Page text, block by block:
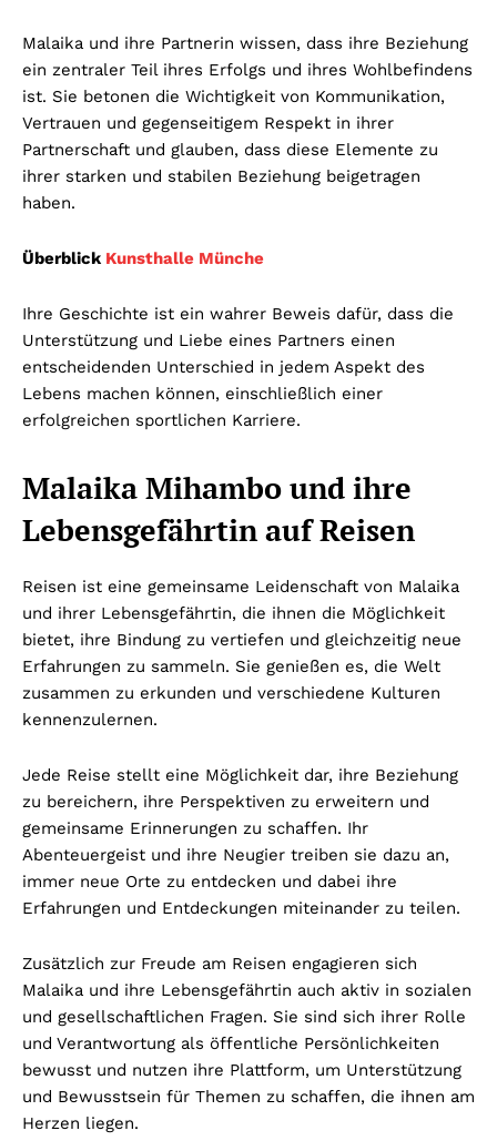
Malaika und ihre Partnerin wissen, dass ihre Beziehung
ein zentraler Teil ihres Erfolgs und ihres Wohlbefindens
ist. Sie betonen die Wichtigkeit von Kommunikation,
Vertrauen und gegenseitigem Respekt in ihrer
Partnerschaft und glauben, dass diese Elemente zu
ihrer starken und stabilen Beziehung beigetragen
haben.
Überblick Kunsthalle Münche
Ihre Geschichte ist ein wahrer Beweis dafür, dass die
Unterstützung und Liebe eines Partners einen
entscheidenden Unterschied in jedem Aspekt des
Lebens machen können, einschließlich einer
erfolgreichen sportlichen Karriere.
Malaika Mihambo und ihre
Lebensgefährtin auf Reisen
Reisen ist eine gemeinsame Leidenschaft von Malaika
und ihrer Lebensgefährtin, die ihnen die Möglichkeit
bietet, ihre Bindung zu vertiefen und gleichzeitig neue
Erfahrungen zu sammeln. Sie genießen es, die Welt
zusammen zu erkunden und verschiedene Kulturen
kennenzulernen.
Jede Reise stellt eine Möglichkeit dar, ihre Beziehung
zu bereichern, ihre Perspektiven zu erweitern und
gemeinsame Erinnerungen zu schaffen. Ihr
Abenteuergeist und ihre Neugier treiben sie dazu an,
immer neue Orte zu entdecken und dabei ihre
Erfahrungen und Entdeckungen miteinander zu teilen.
Zusätzlich zur Freude am Reisen engagieren sich
Malaika und ihre Lebensgefährtin auch aktiv in sozialen
und gesellschaftlichen Fragen. Sie sind sich ihrer Rolle
und Verantwortung als öffentliche Persönlichkeiten
bewusst und nutzen ihre Plattform, um Unterstützung
und Bewusstsein für Themen zu schaffen, die ihnen am
Herzen liegen.